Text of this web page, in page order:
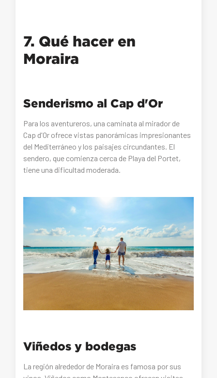
7. Qué hacer en
Moraira
Senderismo al Cap d'Or
Para los aventureros, una caminata al mirador de
Cap d'Or ofrece vistas panorámicas impresionantes
del Mediterráneo y los paisajes circundantes. El
sendero, que comienza cerca de Playa del Portet,
tiene una dificultad moderada.
Viñedos y bodegas
La región alrededor de Moraira es famosa por sus